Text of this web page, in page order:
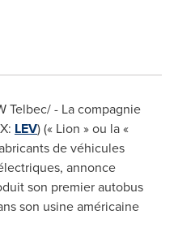
Telbec/ - La compagnie
LEV) (« Lion » ou la «
de véhicules
annonce
son premier autobus
son usine américaine